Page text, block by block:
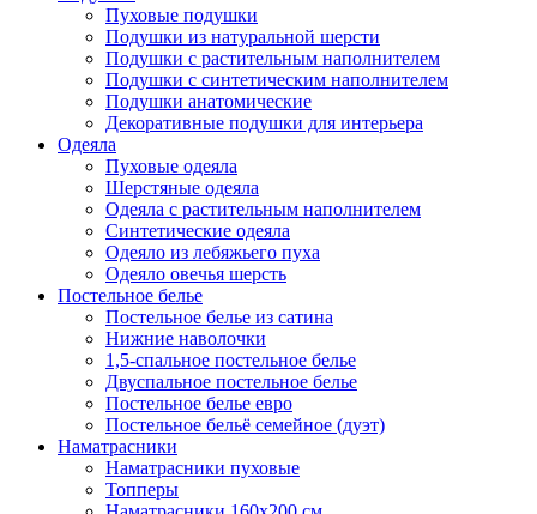
Пуховые подушки
Подушки из натуральной шерсти
Подушки с растительным наполнителем
Подушки с синтетическим наполнителем
Подушки анатомические
Декоративные подушки для интерьера
Одеяла
Пуховые одеяла
Шерстяные одеяла
Одеяла с растительным наполнителем
Синтетические одеяла
Одеяло из лебяжьего пуха
Одеяло овечья шерсть
Постельное белье
Постельное белье из сатина
Нижние наволочки
1,5-спальное постельное белье
Двуспальное постельное белье
Постельное белье евро
Постельное бельё семейное (дуэт)
Наматрасники
Наматрасники пуховые
Топперы